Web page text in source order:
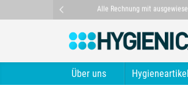
Alle Rechnung mit
Über uns Hygieneartikel